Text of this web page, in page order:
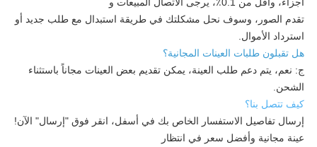
تقدم الصور، وسوف نحل مشكلتك في طريقة استبدال مع طلب جديد أو
استرداد الأموال.
هل تقبلون طلبات العينات المجانية؟
ج: نعم، يتم دعم طلب العينة، يمكن تقديم بعض العينات مجاناً باستثناء
الشحن.
كيف تتصل بنا؟
إرسال تفاصيل الاستفسار الخاص بك في أسفل، انقر فوق "إرسال" الآن!
عينة مجانية وأفضل سعر في انتظار